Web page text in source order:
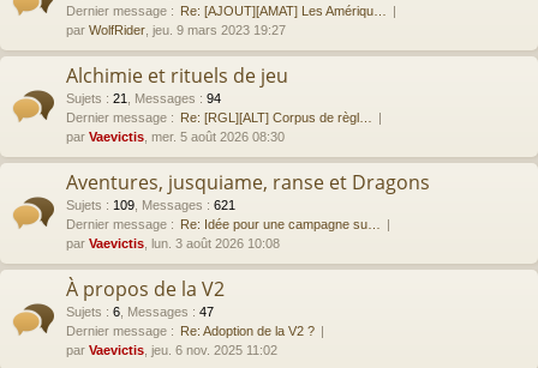
Dernier message : Re: [AJOUT][AMAT] Les Amériqu…
par WolfRider , jeu. 9 mars 2023 19:27
Alchimie et rituels de jeu
Sujets : 21 Messages : 94
Dernier message : Re: [RGL][ALT] Corpus de règl…
par Vaevictis , mer. 5 août 2026 08:30
Aventures, jusquiame, ranse et Dragons
Sujets : 109 Messages : 621
Dernier message : Re: Idée pour une campagne su…
par Vaevictis , lun. 3 août 2026 10:08
À propos de la V2
Sujets : 6 Messages : 47
Dernier message : Re: Adoption de la V2 ?
par Vaevictis , jeu. 6 nov. 2025 11:02